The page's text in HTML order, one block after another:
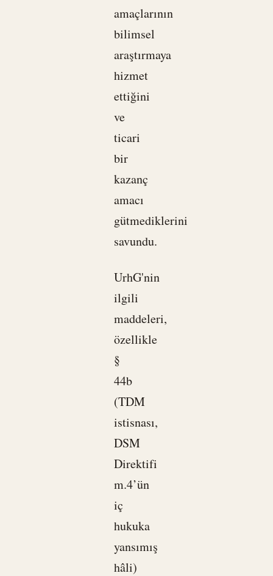
amaçlarının
bilimsel
araştırmaya
hizmet
ettiğini
ve
ticari
bir
kazanç
amacı
gütmediklerini
savundu.
UrhG'nin
ilgili
maddeleri,
özellikle
§
44b
(TDM
istisnası,
DSM
Direktifi
m.4’ün
iç
hukuka
yansımış
hâli)